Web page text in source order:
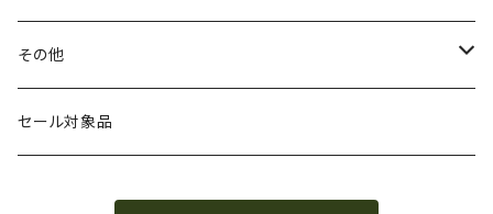
HIPS（スチレン系樹脂）
HTPLA
絶縁性
静電気放電（ESD）
フィラメント径：2.85mm
スプール単位
3DFuel
3DLAC
フィラメント乾燥機
クリーニング
その他
交換用スプール
セール対象品